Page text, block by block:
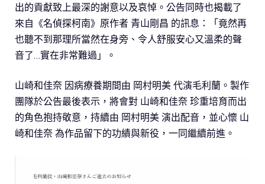
出的貢獻致上最深的謝意以及哀悼。公告同時也揭載了
來自《名偵探柯南》原作者 青山剛昌 的訊息：「竟然再
也聽不到那理所當然在身旁、令人舒服安心又溫柔的聲
音了…實在非常難過」。
山崎和佳奈 因病療養期間由 岡村明美 代演毛利蘭。製作
團隊於公告最後表示，將會對 山崎和佳奈 珍重培育而出
的角色抱持敬意，持續由 岡村明美 演出配音，並心懷 山
崎和佳奈 為作品留下的功績與新役，一同繼續前進。